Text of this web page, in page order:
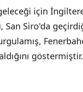
için
Siro'da
göstermiştir.